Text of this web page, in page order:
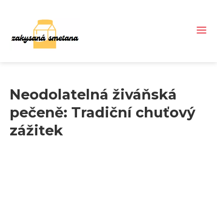
Neodolatelná živáňská
pečeně: Tradiční chuťový
zážitek